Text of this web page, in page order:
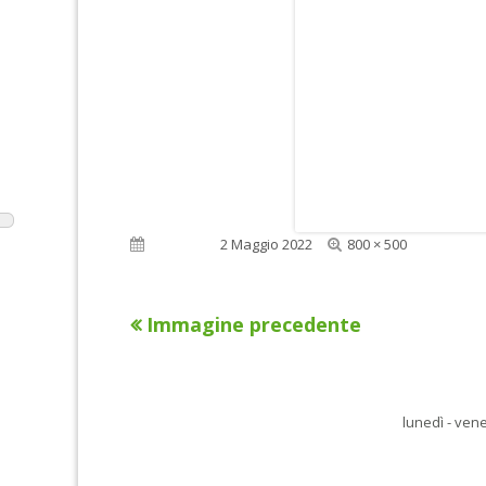
Pubblicato2 Maggio 2022
Dimensione
800 × 500
Immagine precedente
lunedì -